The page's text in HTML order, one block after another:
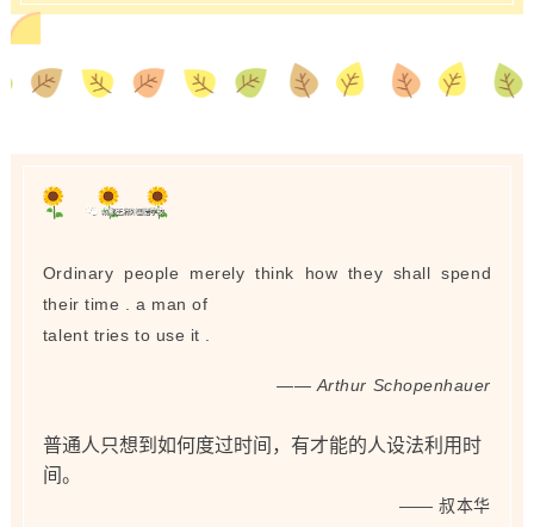
Ordinary people merely think how they shall spend
their time . a man of
talent tries to use it .
—— Arthur Schopenhauer
普通人只想到如何度过时间，有才能的人设法利用时
间。
——叔本华